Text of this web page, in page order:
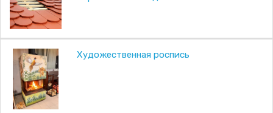
Художественная роспись